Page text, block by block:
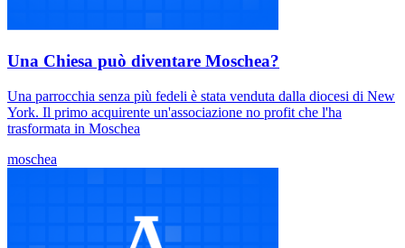
Una Chiesa può diventare Moschea?
Una parrocchia senza più fedeli è stata venduta dalla diocesi di New
York. Il primo acquirente un'associazione no profit che l'ha
trasformata in Moschea
moschea